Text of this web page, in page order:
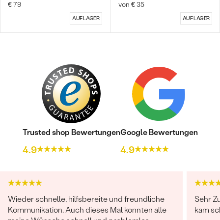
Bestseller
ANSEHEN
€ 79
AUF LAGER
von € 35
AUF LAGER
Trusted shop Bewertungen
4.9
Google Bewertungen
4.9
Wieder schnelle, hilfsbereite und freundliche
Kommunikation. Auch dieses Mal konnten alle
Sehr
kam